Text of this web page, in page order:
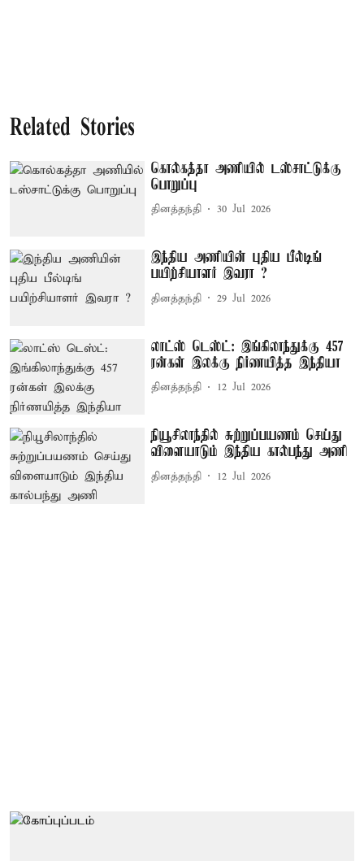
Related Stories
கொல்கத்தா அணியில் டஸ்சாட்டுக்கு
பொறுப்பு
தினத்தந்தி 30 Jul 2026
இந்திய அணியின் புதிய பீல்டிங்
பயிற்சியாளர் இவரா ?
தினத்தந்தி 29 Jul 2026
லாட்ஸ் டெஸ்ட்: இங்கிலாந்துக்கு 457
ரன்கள் இலக்கு நிர்ணயித்த இந்தியா
தினத்தந்தி 12 Jul 2026
நியூசிலாந்தில் சுற்றுப்பயணம் செய்து
விளையாடும் இந்திய கால்பந்து அணி
தினத்தந்தி 12 Jul 2026